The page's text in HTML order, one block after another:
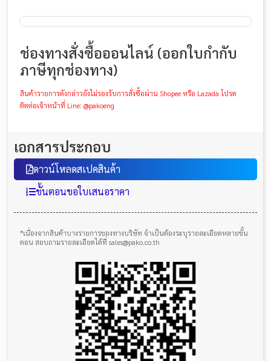
ช่องทางสั่งซื้อออนไลน์ (ออกใบกำกับ
ภาษีทุกช่องทาง)
สินค้ารายการดังกล่าวยังไม่รองรับการสั่งซื้อผ่าน Shopee หรือ Lazada โปรด
ติดต่อเจ้าหน้าที่ Line: @pakoeng
เอกสารประกอบ
ดาวน์โหลดสเปคสินค้า
ขั้นตอนขอใบเสนอราคา
*เนื่องจากสินค้าบางรายการของทางบริษัท จำเป็นต้องระบุรายละเอียดหลายขั้น
ตอน สอบถามรายละเอียดได้ที่ sales@pako.co.th